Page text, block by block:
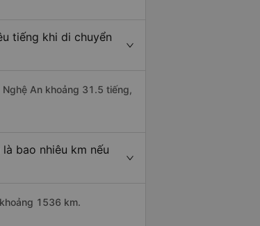
tiếng khi di chuyển
An khoảng 31.5 tiếng,
bao nhiêu km nếu
1536 km.